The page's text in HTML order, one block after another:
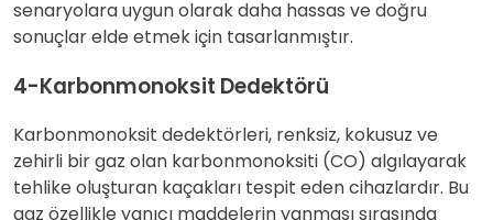
senaryolara uygun olarak daha hassas ve doğru
sonuçlar elde etmek için tasarlanmıştır.
4-Karbonmonoksit Dedektörü
Karbonmonoksit dedektörleri, renksiz, kokusuz ve
zehirli bir gaz olan karbonmonoksiti (CO) algılayarak
tehlike oluşturan kaçakları tespit eden cihazlardır. Bu
gaz özellikle yanıcı maddelerin yanması sırasında